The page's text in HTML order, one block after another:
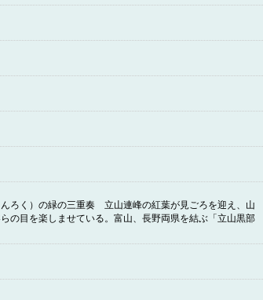
ろく）の緑の三重奏 立山連峰の紅葉が見ごろを迎え、山
の目を楽しませている。富山、長野両県を結ぶ「立山黒部